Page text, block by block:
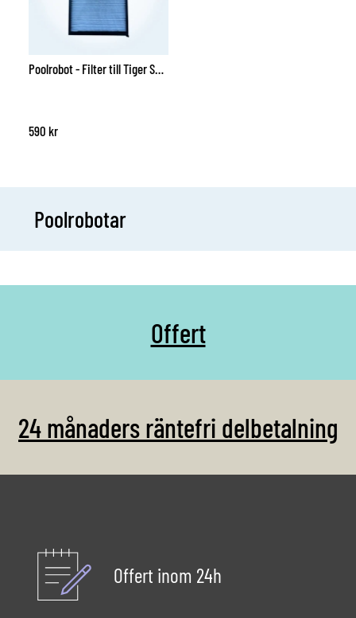
Poolrobotar
Poolrobot - Filter till Tiger Shark 2-pack
590 kr
Offert
24 månaders räntefri delbetalning
Offert inom 24h